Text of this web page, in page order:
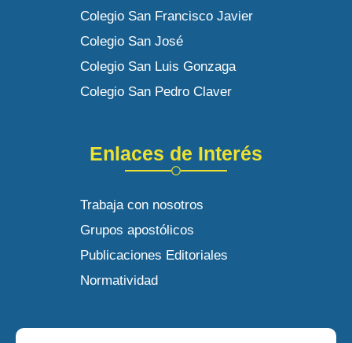
Colegio San Francisco Javier
Colegio San José
Colegio San Luis Gonzaga
Colegio San Pedro Claver
Enlaces de Interés
Trabaja con nosotros
Grupos apostólicos
Publicaciones Editoriales
Normatividad